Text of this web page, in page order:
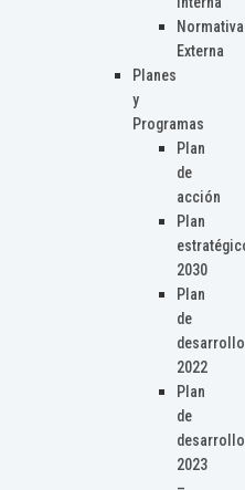
Normativa
Externa
Planes
y
Programas
Plan
de
acción
Plan
2030
Plan
de
desarrollo
2022
Plan
de
desarrollo
2023